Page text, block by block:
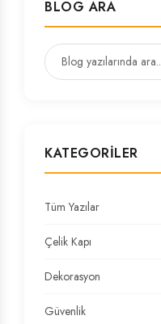
BLOG ARA
KATEGORILER
Tüm Yazılar
Çelik Kapı
Dekorasyon
Güvenlik